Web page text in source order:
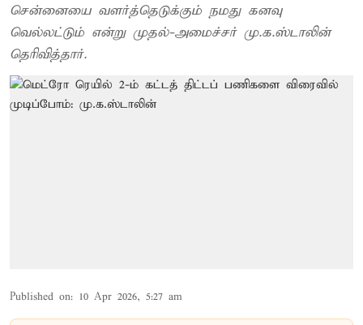
சென்னையை வளர்த்தெடுக்கும் நமது கனவு
வெல்லட்டும் என்று முதல்-அமைச்சர் மு.க.ஸ்டாலின்
தெரிவித்தார்.
Published on: 10 Apr 2026, 5:27 am